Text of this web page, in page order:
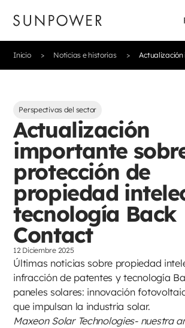
Inicio Noticias e historias
Perspectivas del sector
Actualización
importante
protección de
propiedad
tecnología Back
Contact
12 Diciembre 2025
Últimas noticias sobre propiedad
infracción de patentes y tecnología
paneles solares: innovación
que impulsan la industria solar.
Maxeon Solar Technologies- nuestra